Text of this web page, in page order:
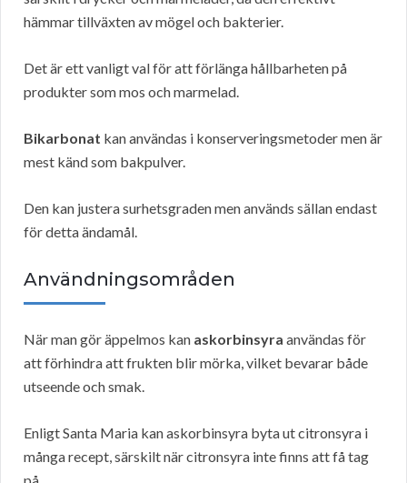
hämmar tillväxten av mögel och bakterier.
Det är ett vanligt val för att förlänga hållbarheten på
produkter som mos och marmelad.
Bikarbonat kan användas i konserveringsmetoder men är
mest känd som bakpulver.
Den kan justera surhetsgraden men används sällan endast
för detta ändamål.
Användningsområden
När man gör äppelmos kan askorbinsyra användas för
att förhindra att frukten blir mörka, vilket bevarar både
utseende och smak.
Enligt Santa Maria kan askorbinsyra byta ut citronsyra i
många recept, särskilt när citronsyra inte finns att få tag